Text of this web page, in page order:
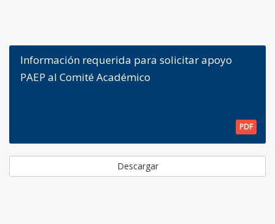
Información requerida para solicitar apoyo
PAEP al Comité Académico
PDF
Descargar